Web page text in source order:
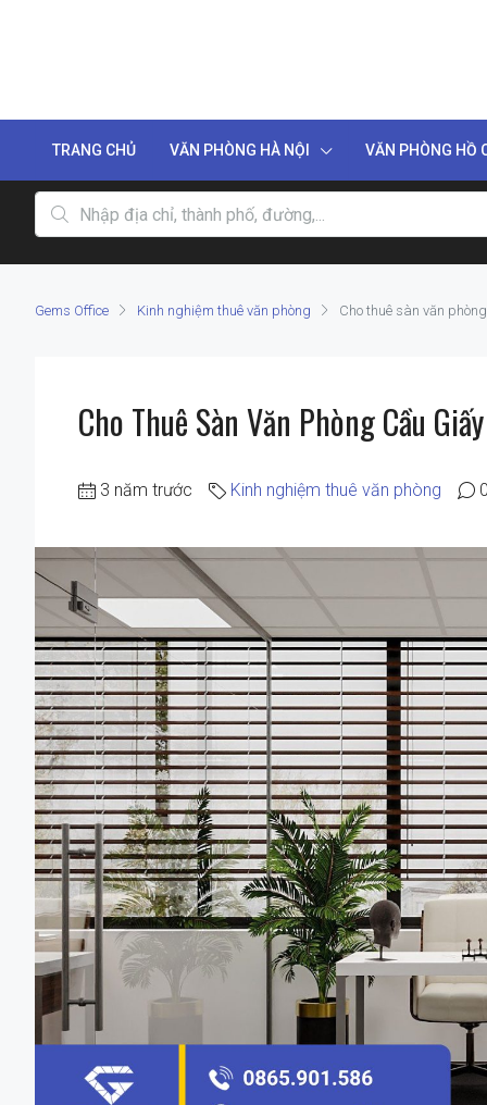
TRANG CHỦ VĂN PHÒNG HÀ NỘI VĂN PHÒNG HỒ
Gems Office Kinh nghiệm thuê văn phòng Cho thuê sàn văn
Cho Thuê Sàn Văn Phòng Cầu
3 năm trước Kinh nghiệm thuê văn phòng